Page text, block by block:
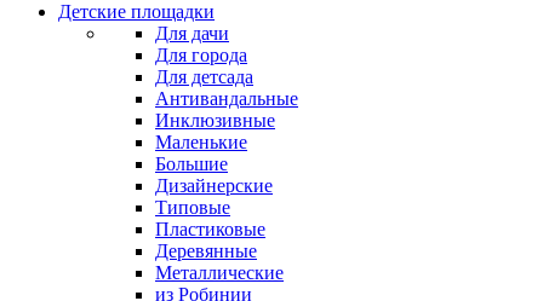
Детские площадки
Для дачи
Для города
Для детсада
Антивандальные
Инклюзивные
Маленькие
Большие
Дизайнерские
Типовые
Пластиковые
Деревянные
Металлические
из Робинии